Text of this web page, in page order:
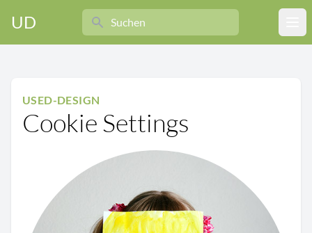
UD
Search
USED-DESIGN
Cookie Settings